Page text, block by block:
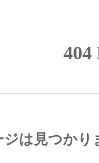
404
ジは見つかり